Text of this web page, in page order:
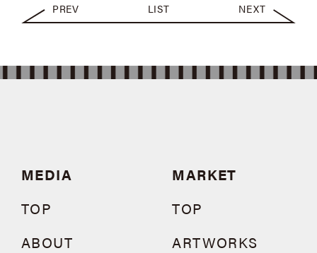
PREV LIST NEXT
MEDIA
TOP
ABOUT
MARKET
TOP
ARTWORKS